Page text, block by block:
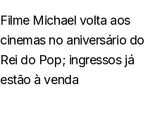
Filme Michael volta aos
cinemas no aniversário do
Rei do Pop; ingressos já
estão à venda